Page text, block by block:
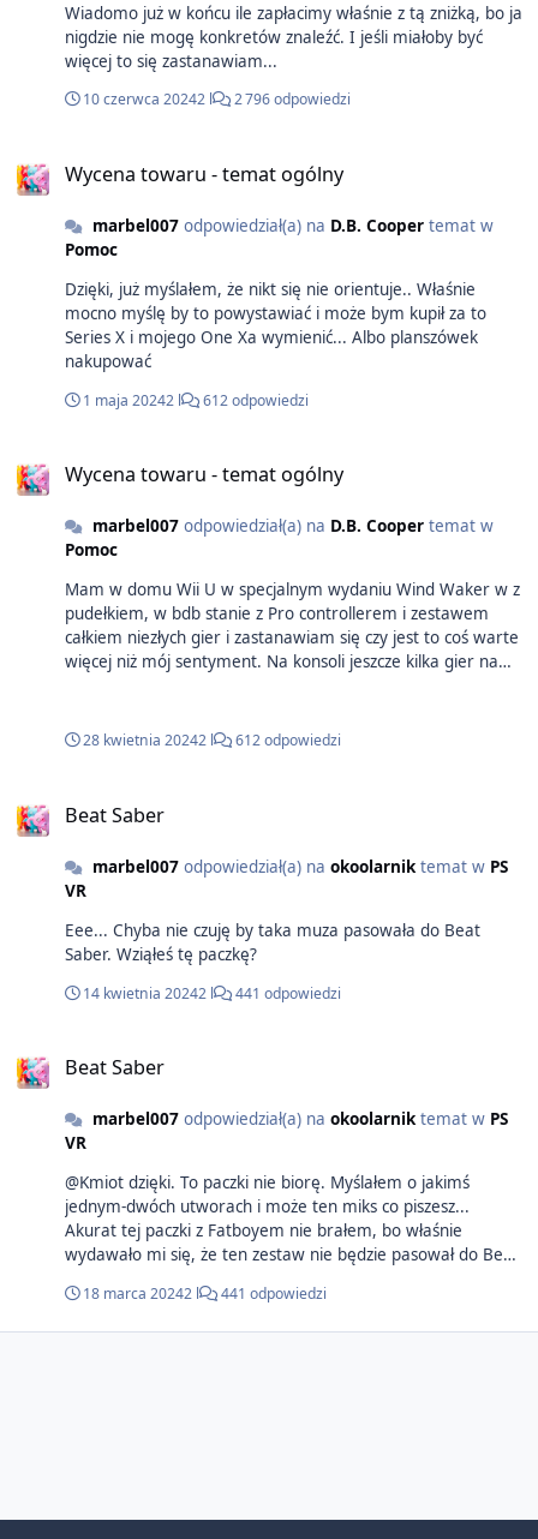
Wiadomo już w końcu ile zapłacimy właśnie z tą zniżką, bo ja
nigdzie nie mogę konkretów znaleźć. I jeśli miałoby być
więcej to się zastanawiam...
10 czerwca 20242 l 2 796 odpowiedzi
Wycena towaru - temat ogólny
marbel007odpowiedział(a) na D.B. Coopertemat w
Pomoc
Dzięki, już myślałem, że nikt się nie orientuje.. Właśnie
mocno myślę by to powystawiać i może bym kupił za to
Series X i mojego One Xa wymienić... Albo planszówek
nakupować
1 maja 20242 l 612 odpowiedzi
Wycena towaru - temat ogólny
marbel007odpowiedział(a) na D.B. Coopertemat w
Pomoc
Mam w domu Wii U w specjalnym wydaniu Wind Waker w z
pudełkiem, w bdb stanie z Pro controllerem i zestawem
całkiem niezłych gier i zastanawiam się czy jest to coś warte
więcej niż mój sentyment. Na konsoli jeszcze kilka gier na
Mario Kart 8, Fatal Frame Maiden of Black Water (jak
28 kwietnia 20242 l 612 odpowiedzi
Beat Saber
marbel007odpowiedział(a) na okoolarniktemat w PS
VR
Eee... Chyba nie czuję by taka muza pasowała do Beat
Saber. Wziąłeś tę paczkę?
14 kwietnia 20242 l 441 odpowiedzi
Beat Saber
marbel007odpowiedział(a) na okoolarniktemat w PS
VR
@Kmiot dzięki. To paczki nie biorę. Myślałem o jakimś
jednym-dwóch utworach i może ten miks co piszesz...
Akurat tej paczki z Fatboyem nie brałem, bo właśnie
wydawało mi się, że ten zestaw nie będzie pasował do Beat
byłem fanem. Ten Panic at the Disco właśnie ciekawie
wygląda w nowych trackach... Mam 3 z 4 utworów
18 marca 20242 l 441 odpowiedzi